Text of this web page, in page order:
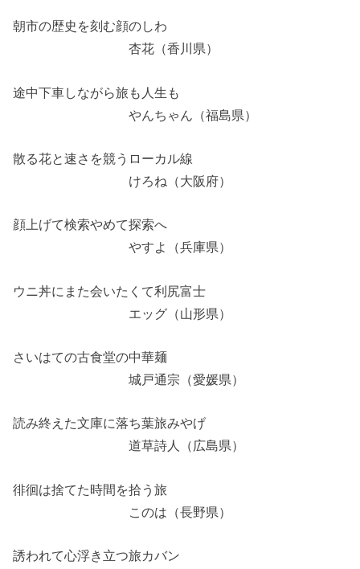
朝市の歴史を刻む顔のしわ
杏花（香川県）
途中下車しながら旅も人生も
やんちゃん（福島県）
散る花と速さを競うローカル線
けろね（大阪府）
顔上げて検索やめて探索へ
やすよ（兵庫県）
ウニ丼にまた会いたくて利尻富士
エッグ（山形県）
さいはての古食堂の中華麺
城戸通宗（愛媛県）
読み終えた文庫に落ち葉旅みやげ
道草詩人（広島県）
徘徊は捨てた時間を拾う旅
このは（長野県）
誘われて心浮き立つ旅カバン